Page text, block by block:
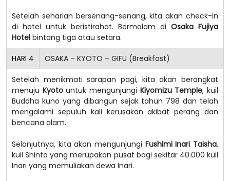
Setelah seharian bersenang-senang, kita akan check-in
di hotel untuk beristirahat. Bermalam di Osaka Fujiya
Hotel bintang tiga atau setara.
HARI 4 OSAKA – KYOTO – GIFU (Breakfast)
Setelah menikmati sarapan pagi, kita akan berangkat
menuju Kyotountuk mengunjungi Kiyomizu Temple, kuil
Buddha kuno yang dibangun sejak tahun 798 dan telah
mengalami sepuluh kali kerusakan akibat perang dan
bencana alam.
Selanjutnya, kita akan mengunjungi Fushimi Inari Taisha,
kuil Shinto yang merupakan pusat bagi sekitar 40.000 kuil
Inari yang memuliakan dewa Inari.